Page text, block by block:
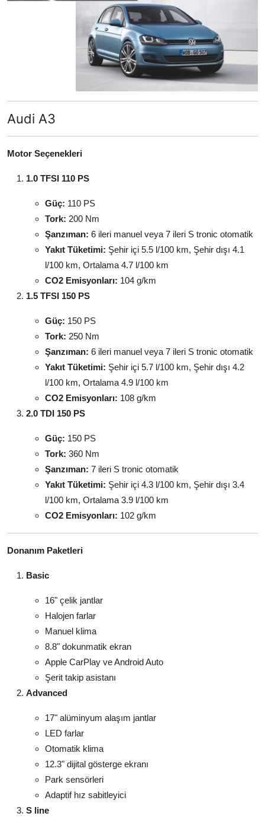
Audi A3
Motor Seçenekleri
1.0 TFSI 110 PS
Güç: 110 PS
Tork: 200 Nm
Şanzıman: 6 ileri manuel veya 7 ileri S tronic otomatik
Yakıt Tüketimi: Şehir içi 5.5 l/100 km, Şehir dışı 4.1
l/100 km, Ortalama 4.7 l/100 km
CO2 Emisyonları: 104 g/km
1.5 TFSI 150 PS
Güç: 150 PS
Tork: 250 Nm
Şanzıman: 6 ileri manuel veya 7 ileri S tronic otomatik
Yakıt Tüketimi: Şehir içi 5.7 l/100 km, Şehir dışı 4.2
l/100 km, Ortalama 4.9 l/100 km
CO2 Emisyonları: 108 g/km
2.0 TDI 150 PS
Güç: 150 PS
Tork: 360 Nm
Şanzıman: 7 ileri S tronic otomatik
Yakıt Tüketimi: Şehir içi 4.3 l/100 km, Şehir dışı 3.4
l/100 km, Ortalama 3.9 l/100 km
CO2 Emisyonları: 102 g/km
Donanım Paketleri
Basic
16" çelik jantlar
Halojen farlar
Manuel klima
8.8" dokunmatik ekran
Apple CarPlay ve Android Auto
Şerit takip asistanı
Advanced
17" alüminyum alaşım jantlar
LED farlar
Otomatik klima
12.3" dijital gösterge ekranı
Park sensörleri
Adaptif hız sabitleyici
S line